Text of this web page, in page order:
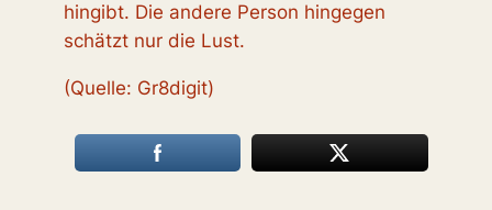
hingibt. Die andere Person hingegen
schätzt nur die Lust.
(Quelle: Gr8digit)